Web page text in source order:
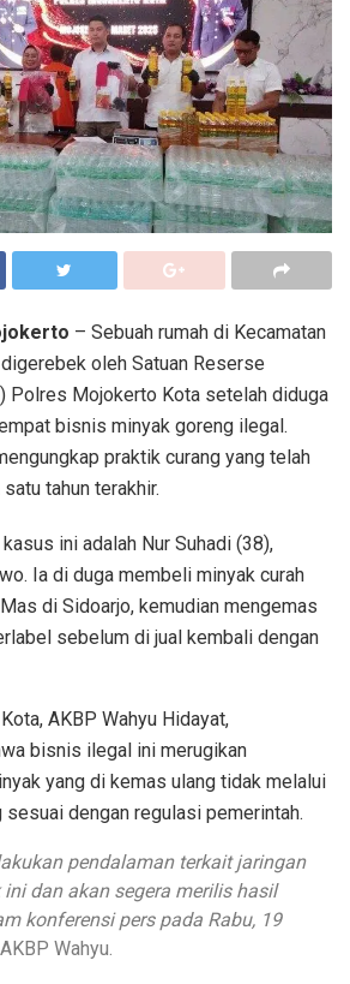
– Sebuah rumah di Kecamatan
oleh Satuan Reserse
Polres Mojokerto Kota setelah diduga
bisnis minyak goreng ilegal.
praktik curang yang telah
tahun terakhir.
ini adalah Nur Suhadi (38),
Ia di duga membeli minyak curah
di Sidoarjo, kemudian mengemas
sebelum di jual kembali dengan
AKBP Wahyu Hidayat,
bisnis ilegal ini merugikan
yang di kemas ulang tidak melalui
dengan regulasi pemerintah.
pendalaman terkait jaringan
dan akan segera merilis hasil
konferensi pers pada Rabu, 19
Wahyu.